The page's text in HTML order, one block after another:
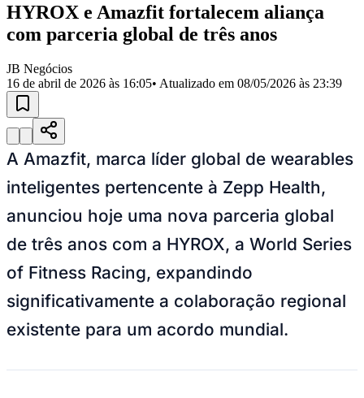
Selecione sua regiãoPara notícias da sua região
JubranBelval
VistaCalifórniaCarapicuíbaCentroChácaras MarcoCidades da
Região
Militar
Califórnia Jardim dos Altos
Esperança Jardim Graziela
JulioJardim LíbanoJardim Maria CristinaJardim Maria HelenaJardim
MutingaJardim Paraíso Jardim PaulistaJardim ReginaliceJardim São
LuísJardim São PedroJardim São Silvestre Jardim SilveiraJardim
TupãJardim TupanciMutingaNova AldeinhaOsasco Parque dos
CamargosParque ImperialParque Santa LuziaParque VianaPirapora
do Bom Jesus Recanto Phrynéa
Santana de
ParnaíbaSilveiraTamboréVale do SolVila BarrosVila Boa VistaVila
Vila Nossa Sra. da
EscadaVila PortoVotupoca
Guia de Empresas
Divulgar Vagas
HYROX e Amazfit fortalecem aliança
com parceria global de três anos
JB Negócios
16 de abril de 2026 às 16:05• Atualizado em 08/05/2026 às 23:39
A Amazfit, marca líder global de wearables
inteligentes pertencente à Zepp Health,
anunciou hoje uma nova parceria global
de três anos com a HYROX, a World Series
of Fitness Racing, expandindo
significativamente a colaboração regional
existente para um acordo mundial.